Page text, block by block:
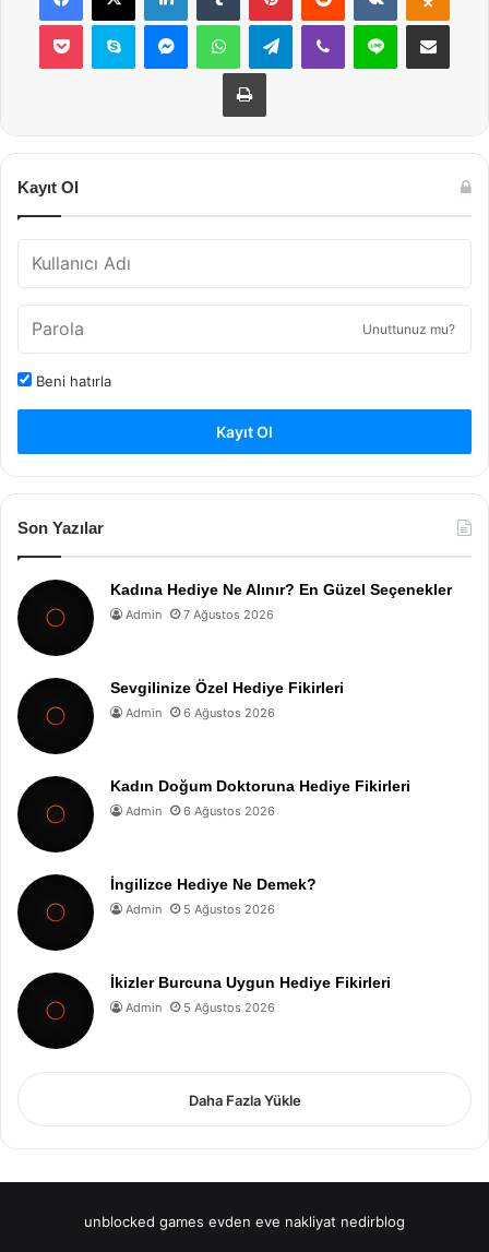
Pocket Skype MessengerWhatsAppTelegramViber Line E-Posta ile
Yazdır
Kayıt Ol
Unuttunuz mu?
Beni hatırla
Kayıt Ol
Son Yazılar
Kadına Hediye Ne Alınır? En Güzel Seçenekler
Admin 7 Ağustos 2026
Sevgilinize Özel Hediye Fikirleri
Admin 6 Ağustos 2026
Kadın Doğum Doktoruna Hediye Fikirleri
Admin 6 Ağustos 2026
İngilizce Hediye Ne Demek?
Admin 5 Ağustos 2026
İkizler Burcuna Uygun Hediye Fikirleri
Admin 5 Ağustos 2026
Daha Fazla Yükle
unblocked games evden eve nakliyat nedirblog